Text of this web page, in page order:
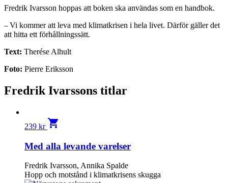
Fredrik Ivarsson hoppas att boken ska användas som en handbok.
– Vi kommer att leva med klimatkrisen i hela livet. Därför gäller det
att hitta ett förhållningssätt.
Text: Therése Alhult
Foto: Pierre Eriksson
Fredrik Ivarssons titlar
239 kr shopping_cart
Med alla levande varelser
Fredrik Ivarsson, Annika Spalde
Hopp och motstånd i klimatkrisens skugga